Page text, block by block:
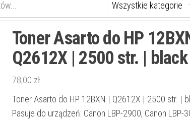
Toner Asarto do HP
Q2612X | 2500 str. | black
78,00 zł
Toner Asarto do HP 12BXN | Q2612X | 2500 str. |
Pasuje do urządzeń: Canon LBP-2900, Canon LBP-